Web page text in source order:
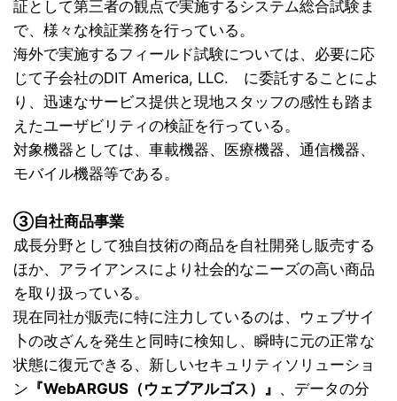
証として第三者の観点で実施するシステム総合試験ま
で、様々な検証業務を行っている。
海外で実施するフィールド試験については、必要に応
じて子会社のDIT America, LLC. に委託することによ
り、迅速なサービス提供と現地スタッフの感性も踏ま
えたユーザビリティの検証を行っている。
対象機器としては、車載機器、医療機器、通信機器、
モバイル機器等である。
③自社商品事業
成長分野として独自技術の商品を自社開発し販売する
ほか、アライアンスにより社会的なニーズの高い商品
を取り扱っている。
現在同社が販売に特に注力しているのは、ウェブサイ
卜の改ざんを発生と同時に検知し、瞬時に元の正常な
状態に復元できる、新しいセキュリティソリューショ
ン 『WebARGUS（ウェブアルゴス）』 、データの分